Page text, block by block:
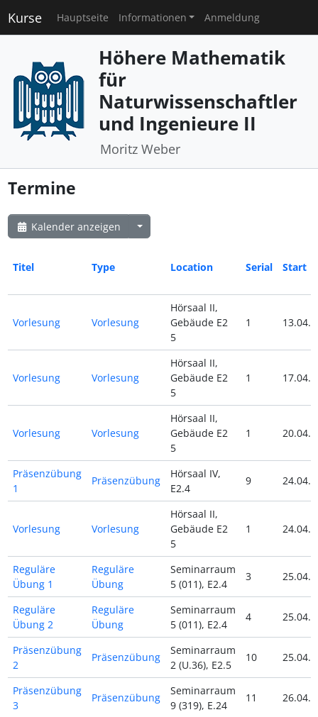
Kurse Hauptseite Informationen Anmeldung
Höhere Mathematik
für
Naturwissenschaftler
und Ingenieure II
Moritz Weber
Termine
Kalender anzeigen
Titel Type Location Serial Start
Vorlesung Vorlesung
Hörsaal II,
Gebäude E2
5
1
Vorlesung Vorlesung
Hörsaal II,
Gebäude E2
5
1
Vorlesung Vorlesung
Hörsaal II,
Gebäude E2
5
1
Präsenzübung
1
Präsenzübung
Hörsaal IV,
E2.4
9
Vorlesung Vorlesung
Hörsaal II,
Gebäude E2
5
1
Reguläre
Übung 1
Reguläre
Übung
Seminarraum
5 (011), E2.4
3
Reguläre
Übung 2
Reguläre
Übung
Seminarraum
5 (011), E2.4
4
Präsenzübung
2
Präsenzübung
Seminarraum
2 (U.36), E2.5
10
Präsenzübung
3
Präsenzübung
Seminarraum
9 (319), E.24
11